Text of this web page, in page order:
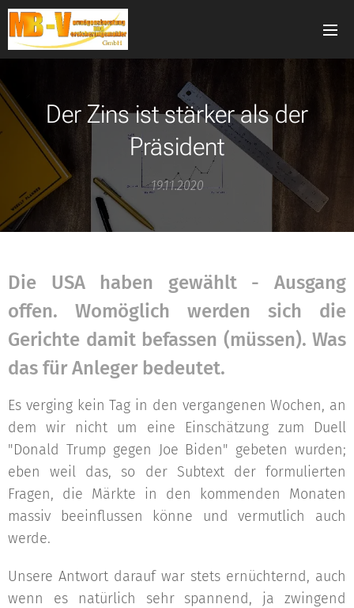
Der Zins ist stärker als der
Präsident
19.11.2020
Die USA haben gewählt - Ausgang
offen. Womöglich werden sich die
Gerichte damit befassen (müssen). Was
das für Anleger bedeutet.
Es verging kein Tag in den vergangenen Wochen, an
dem wir nicht um eine Einschätzung zum Duell
"Donald Trump gegen Joe Biden" gebeten wurden;
eben weil das, so der Subtext der formulierten
Fragen, die Märkte in den kommenden Monaten
massiv beeinflussen könne und vermutlich auch
werde.
Unsere Antwort darauf war stets ernüchternd, auch
wenn es natürlich sehr spannend, ja zwingend